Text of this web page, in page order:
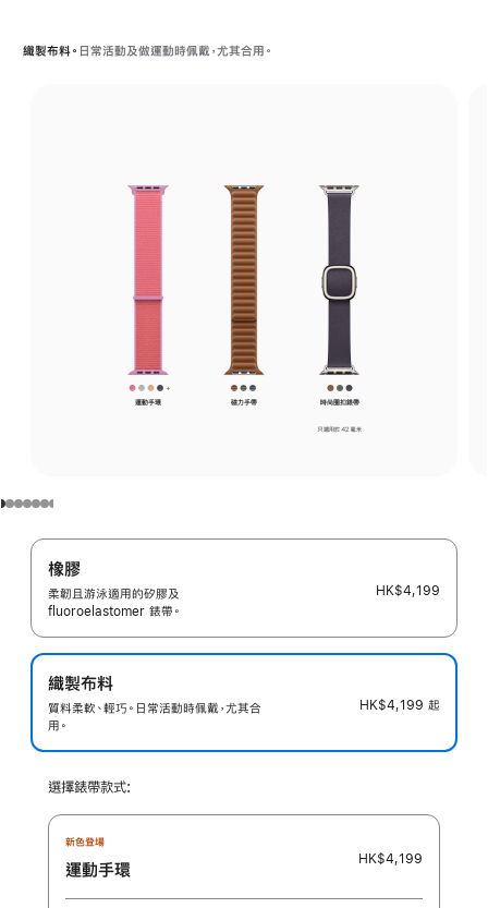
織製布料。 日常活動及做運動時佩戴，尤其合用。
橡膠
柔韌且游泳適用的矽膠及
fluoroelastomer 錶帶。
HK$4,199
織製布料
質料柔軟、輕巧。日常活動時佩戴，尤其合
用。
HK$4,199 起
選擇錶帶款式:
新色登場
運動手環
HK$4,199